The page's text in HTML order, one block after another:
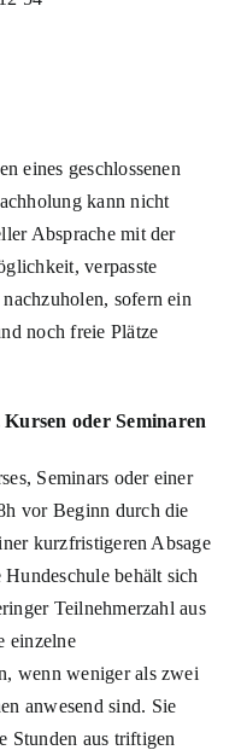
eines geschlossenen
kann nicht
Absprache mit der
verpasste
sofern ein
noch freie Plätze
oder Seminaren
Seminars oder einer
vor Beginn durch die
kurzfristigeren Absage
behält sich
Teilnehmerzahl aus
einzelne
wenn weniger als zwei
anwesend sind. Sie
Stunden aus triftigen